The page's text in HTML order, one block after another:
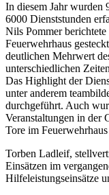
In diesem Jahr wurden
6000 Dienststunden
Nils Pommer
Feuerwehrhaus
deutlichen Mehrwert
unterschiedlichen
Das Highlight der
unter anderem
durchgeführt. Auch
Veranstaltungen in der
Tore im
Torben Ladleif,
Einsätzen im
Hilfeleistungseinsätze